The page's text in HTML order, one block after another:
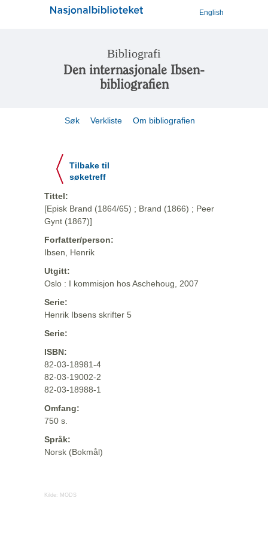
English
Bibliografi
Den internasjonale Ibsen-
bibliografien
Søk Verkliste Om bibliografien
Tilbake til
søketreff
Tittel:
[Episk Brand (1864/65) ; Brand (1866) ; Peer
Gynt (1867)]
Forfatter/person:
Ibsen, Henrik
Utgitt:
Oslo : I kommisjon hos Aschehoug, 2007
Serie:
Henrik Ibsens skrifter 5
Serie:
ISBN:
82-03-18981-4
82-03-19002-2
82-03-18988-1
Omfang:
750 s.
Språk:
Norsk (Bokmål)
Kilde: MODS